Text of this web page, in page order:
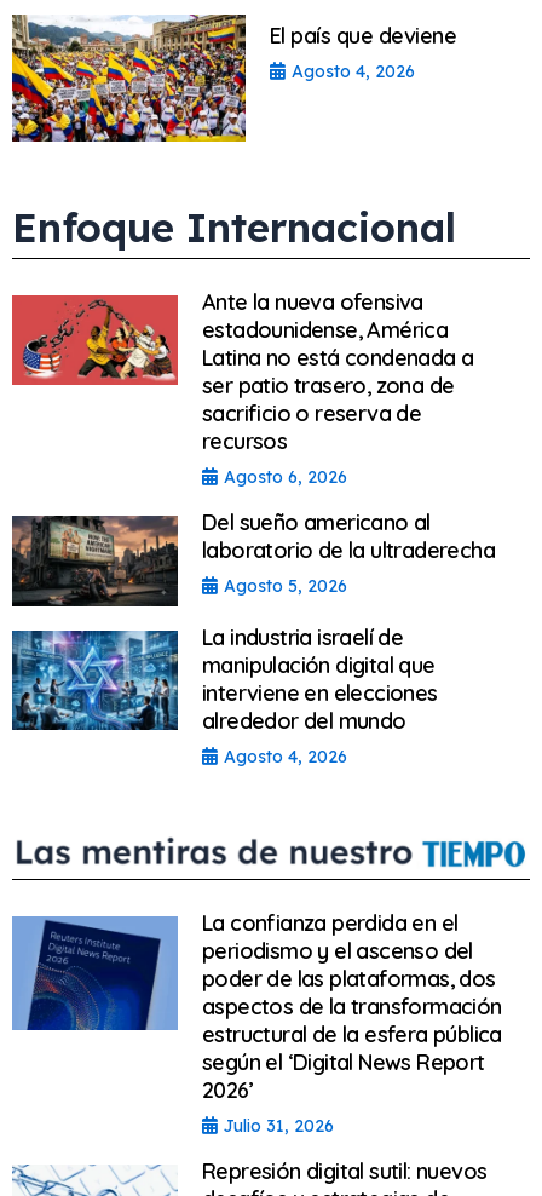
El país que deviene
Agosto 4, 2026
Enfoque Internacional
Ante la nueva ofensiva
estadounidense, América
Latina no está condenada a
ser patio trasero, zona de
sacrificio o reserva de
recursos
Agosto 6, 2026
Del sueño americano al
laboratorio de la ultraderecha
Agosto 5, 2026
La industria israelí de
manipulación digital que
interviene en elecciones
alrededor del mundo
Agosto 4, 2026
La confianza perdida en el
periodismo y el ascenso del
poder de las plataformas, dos
aspectos de la transformación
estructural de la esfera pública
según el ‘Digital News Report
2026’
Julio 31, 2026
Represión digital sutil: nuevos